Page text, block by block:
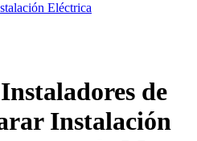
Eléctrica
Instaladores de
Instalación